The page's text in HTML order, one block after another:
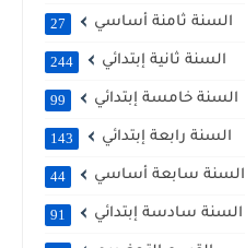
السنة ثامنة أساسي 27
السنة ثانية إبتدائي 244
السنة خامسة إبتدائي 99
السنة رابعة إبتدائي 143
السنة سابعة أساسي 44
السنة سادسة إبتدائي 91